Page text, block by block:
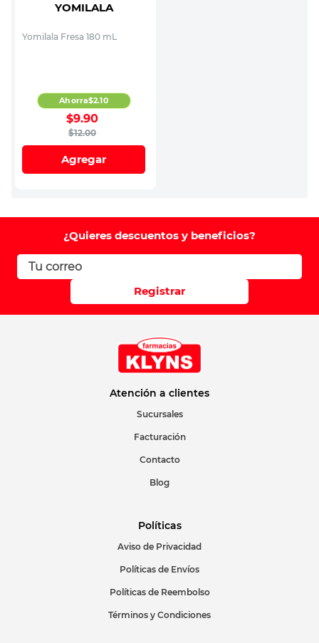
YOMILALA
Yomilala Fresa 180 mL
$12.00
$9.90
Ahorra$2.10
Agregar
¿Quieres descuentos y beneficios?
Registrar
Atención a clientes
Sucursales
Facturación
Contacto
Blog
Políticas
Aviso de Privacidad
Políticas de Envíos
Políticas de Reembolso
Términos y Condiciones